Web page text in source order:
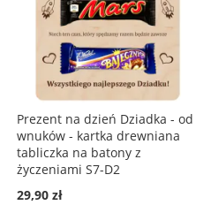
Prezent na dzień Dziadka - od
wnuków - kartka drewniana
tabliczka na batony z
życzeniami S7-D2
29,90 zł